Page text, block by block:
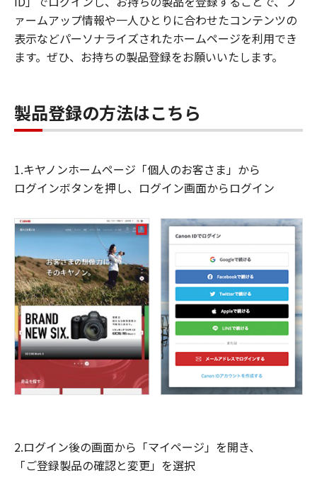
ァームアップ情報や一人ひとりに合わせたコンテンツの
表示などパーソナライズされたホームページを利用でき
ます。ぜひ、お持ちの製品登録をお願いいたします。
製品登録の方法はこちら
1.キヤノンホームページ「個人のお客さま」から
ログインボタンを押し、ログイン画面からログイン
2.ログイン後の画面から「マイページ」を開き、
「ご登録製品の確認と変更」を選択